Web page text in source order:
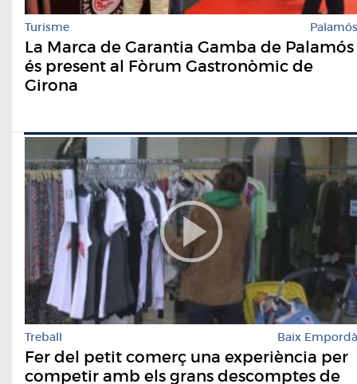
Turisme Palamós
La Marca de Garantia Gamba de Palamós
és present al Fòrum Gastronòmic de
Girona
Treball Baix Empordà
Fer del petit comerç una experiència per
competir amb els grans descomptes de